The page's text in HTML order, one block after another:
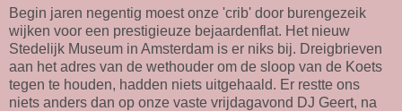
Begin jaren negentig moest onze 'crib' door burengezeik
wijken voor een prestigieuze bejaardenflat. Het nieuw
Stedelijk Museum in Amsterdam is er niks bij. Dreigbrieven
aan het adres van de wethouder om de sloop van de Koets
tegen te houden, hadden niets uitgehaald. Er restte ons
niets anders dan op onze vaste vrijdagavond DJ Geert, na